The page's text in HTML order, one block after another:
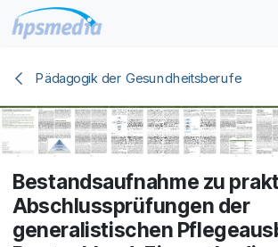
Zum Inhalt springen
Pädagogik der Gesundheitsberufe
Bestandsaufnahme zu
Abschlussprüfungen der
generalistischen